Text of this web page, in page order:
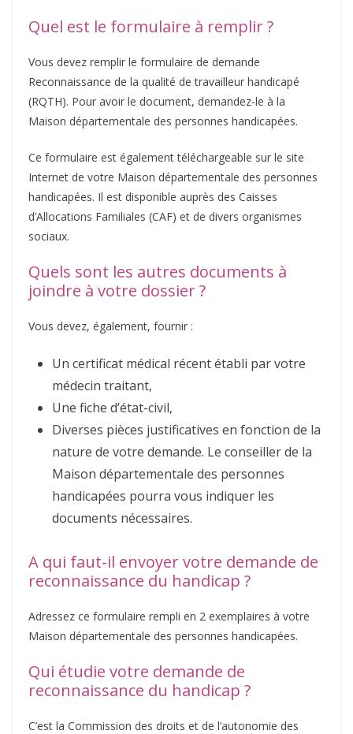
Quel est le formulaire à remplir ?
Vous devez remplir le formulaire de demande
Reconnaissance de la qualité de travailleur handicapé
(RQTH). Pour avoir le document, demandez-le à la
Maison départementale des personnes handicapées.
Ce formulaire est également téléchargeable sur le site
Internet de votre Maison départementale des personnes
handicapées. Il est disponible auprès des Caisses
d’Allocations Familiales (CAF) et de divers organismes
sociaux.
Quels sont les autres documents à
joindre à votre dossier ?
Vous devez, également, fournir :
Un certificat médical récent établi par votre
médecin traitant,
Une fiche d’état-civil,
Diverses pièces justificatives en fonction de la
nature de votre demande. Le conseiller de la
Maison départementale des personnes
handicapées pourra vous indiquer les
documents nécessaires.
A qui faut-il envoyer votre demande de
reconnaissance du handicap ?
Adressez ce formulaire rempli en 2 exemplaires à votre
Maison départementale des personnes handicapées.
Qui étudie votre demande de
reconnaissance du handicap ?
C’est la Commission des droits et de l‘autonomie des